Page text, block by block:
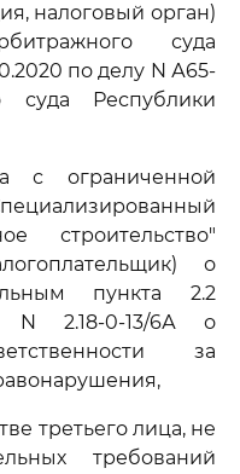
налоговый орган)
суда
по делу N А65-
суда Республики
с ограниченной
строительство"
о
пункта 2.2
N 2.18-0-13/6А о
за
третьего лица, не
требований